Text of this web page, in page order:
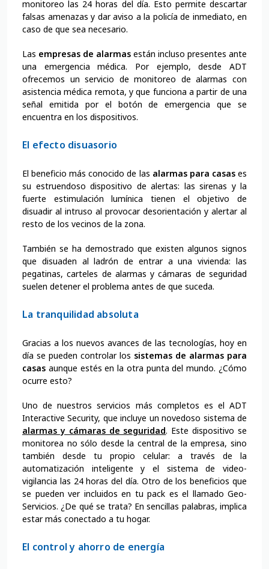
monitoreo las 24 horas del día. Esto permite descartar
falsas amenazas y dar aviso a la policía de inmediato, en
caso de que sea necesario.
Las empresas de alarmas están incluso presentes ante
una emergencia médica. Por ejemplo, desde ADT
ofrecemos un servicio de monitoreo de alarmas con
asistencia médica remota, y que funciona a partir de una
señal emitida por el botón de emergencia que se
encuentra en los dispositivos.
El efecto disuasorio
El beneficio más conocido de las alarmas para casases
su estruendoso dispositivo de alertas: las sirenas y la
fuerte estimulación lumínica tienen el objetivo de
disuadir al intruso al provocar desorientación y alertar al
resto de los vecinos de la zona.
También se ha demostrado que existen algunos signos
que disuaden al ladrón de entrar a una vivienda: las
pegatinas, carteles de alarmas y cámaras de seguridad
suelen detener el problema antes de que suceda.
La tranquilidad absoluta
Gracias a los nuevos avances de las tecnologías, hoy en
día se pueden controlar los sistemas de alarmas para
casas aunque estés en la otra punta del mundo. ¿Cómo
ocurre esto?
Uno de nuestros servicios más completos es el ADT
Interactive Security, que incluye un novedoso sistema de
alarmas y cámaras de seguridad. Este dispositivo se
monitorea no sólo desde la central de la empresa, sino
también desde tu propio celular: a través de la
automatización inteligente y el sistema de video-
vigilancia las 24 horas del día. Otro de los beneficios que
se pueden ver incluidos en tu pack es el llamado Geo-
Servicios. ¿De qué se trata? En sencillas palabras, implica
estar más conectado a tu hogar.
El control y ahorro de energía